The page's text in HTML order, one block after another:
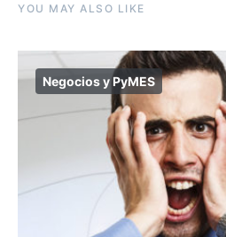
YOU MAY ALSO LIKE
Negocios y PyMES